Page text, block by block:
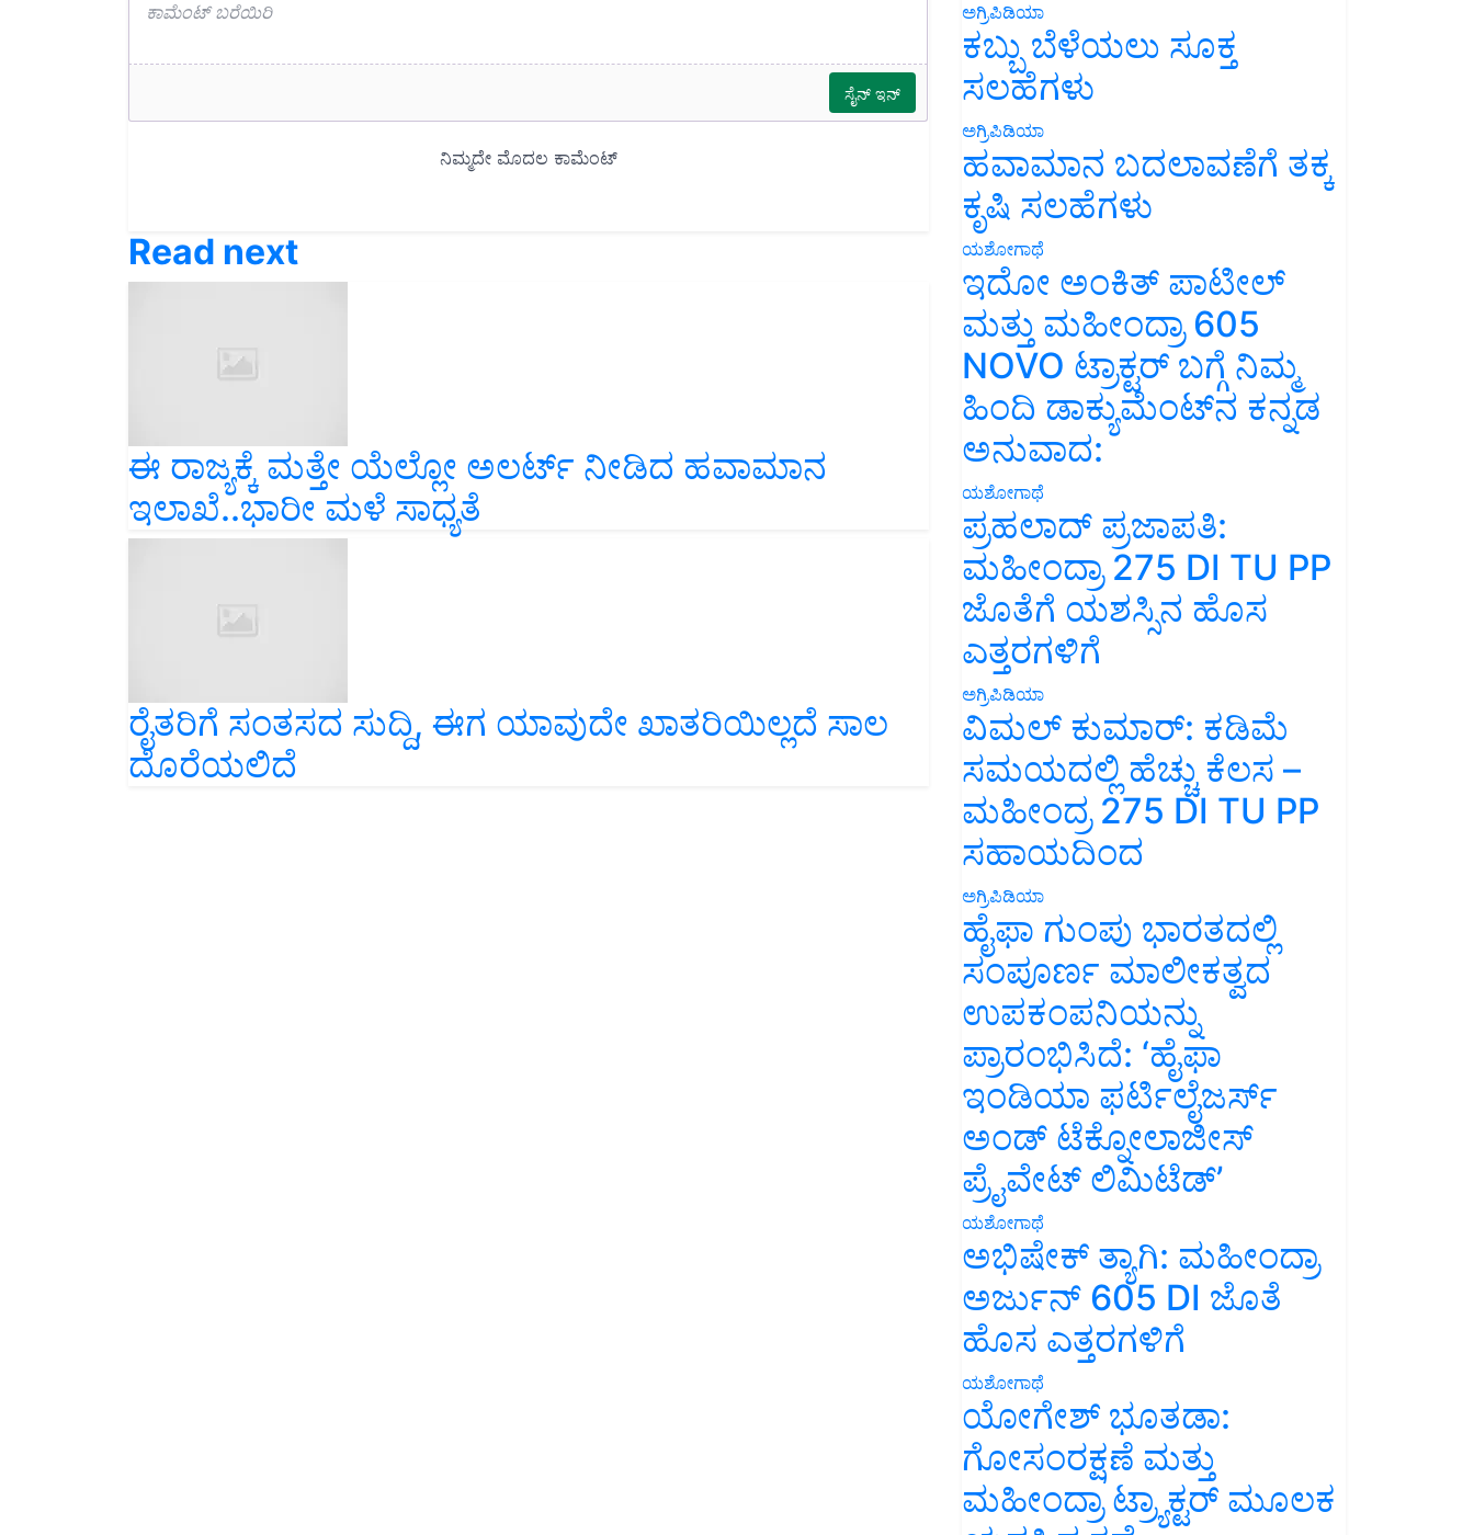
ಈ ರಾಜ್ಯಕ್ಕೆ ಮತ್ತೇ ಯೆಲ್ಲೋ ಅಲರ್ಟ್‌ ನೀಡಿದ ಹವಾಮಾನ
ಇಲಾಖೆ..ಭಾರೀ ಮಳೆ ಸಾಧ್ಯತೆ
ರೈತರಿಗೆ ಸಂತಸದ ಸುದ್ದಿ, ಈಗ ಯಾವುದೇ ಖಾತರಿಯಿಲ್ಲದೆ ಸಾಲ
ದೊರೆಯಲಿದೆ
ಅಗ್ರಿಪಿಡಿಯಾ
ಕಬ್ಬು ಬೆಳೆಯಲು ಸೂಕ್ತ
ಸಲಹೆಗಳು
ಅಗ್ರಿಪಿಡಿಯಾ
ಹವಾಮಾನ ಬದಲಾವಣೆಗೆ ತಕ್ಕ
ಕೃಷಿ ಸಲಹೆಗಳು
ಯಶೋಗಾಥೆ
ಇದೋ ಅಂಕಿತ್ ಪಾಟೀಲ್
ಮತ್ತು ಮಹೀಂದ್ರಾ 605
NOVO ಟ್ರಾಕ್ಟರ್ ಬಗ್ಗೆ ನಿಮ್ಮ
ಹಿಂದಿ ಡಾಕ್ಯುಮೆಂಟ್‌ನ ಕನ್ನಡ
ಅನುವಾದ:
ಯಶೋಗಾಥೆ
ಪ್ರಹಲಾದ್ ಪ್ರಜಾಪತಿ:
ಮಹೀಂದ್ರಾ 275 DI TU PP
ಜೊತೆಗೆ ಯಶಸ್ಸಿನ ಹೊಸ
ಎತ್ತರಗಳಿಗೆ
ಅಗ್ರಿಪಿಡಿಯಾ
ವಿಮಲ್ ಕುಮಾರ್: ಕಡಿಮೆ
ಸಮಯದಲ್ಲಿ ಹೆಚ್ಚು ಕೆಲಸ –
ಮಹೀಂದ್ರ 275 DI TU PP
ಸಹಾಯದಿಂದ
ಅಗ್ರಿಪಿಡಿಯಾ
ಹೈಫಾ ಗುಂಪು ಭಾರತದಲ್ಲಿ
ಸಂಪೂರ್ಣ ಮಾಲೀಕತ್ವದ
ಉಪಕಂಪನಿಯನ್ನು
ಪ್ರಾರಂಭಿಸಿದೆ: ‘ಹೈಫಾ
ಇಂಡಿಯಾ ಫರ್ಟಿಲೈಜರ್ಸ್
ಅಂಡ್ ಟೆಕ್ನೋಲಾಜೀಸ್
ಪ್ರೈವೇಟ್ ಲಿಮಿಟೆಡ್’
ಯಶೋಗಾಥೆ
ಅಭಿಷೇಕ್ ತ್ಯಾಗಿ: ಮಹೀಂದ್ರಾ
ಅರ್ಜುನ್ 605 DI ಜೊತೆ
ಹೊಸ ಎತ್ತರಗಳಿಗೆ
ಯಶೋಗಾಥೆ
ಯೋಗೇಶ್ ಭೂತಡಾ:
ಗೋಸಂರಕ್ಷಣೆ ಮತ್ತು
ಮಹೀಂದ್ರಾ ಟ್ರ್ಯಾಕ್ಟರ್ ಮೂಲಕ